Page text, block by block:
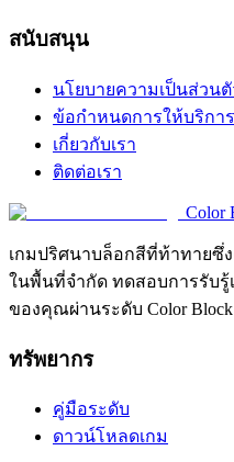
สนับสนุน
นโยบายความเป็นส่วนตั
ข้อกำหนดการให้บริการ
เกี่ยวกับเรา
ติดต่อเรา
Color
เกมปริศนาบล็อกสีที่ท้าทายซึ่
ในพื้นที่จำกัด ทดสอบการรับ
ของคุณผ่านระดับ Color
ทรัพยากร
คู่มือระดับ
ดาวน์โหลดเกม